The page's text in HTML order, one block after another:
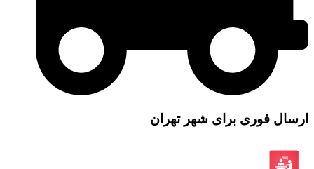
ارسال فوری برای شهر تهران